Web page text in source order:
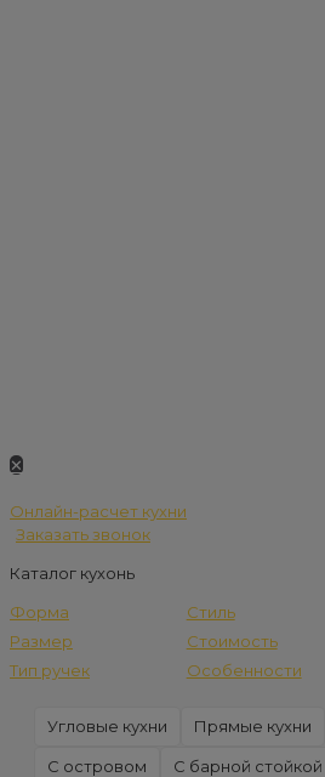
✕
Онлайн-расчет кухни
Заказать звонок
Каталог кухонь
Форма
Стиль
Размер
Стоимость
Тип ручек
Особенности
Угловые кухни Прямые кухни
С островом С барной стойкой